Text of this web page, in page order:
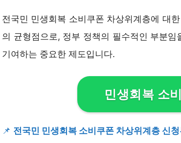
전국민 민생회복 소비쿠폰 차상위계층에 대
의 균형점으로, 정부 정책의 필수적인 부분
기여하는 중요한 제도입니다.
민생회복 소
📌 전국민 민생회복 소비쿠폰 차상위계층 신